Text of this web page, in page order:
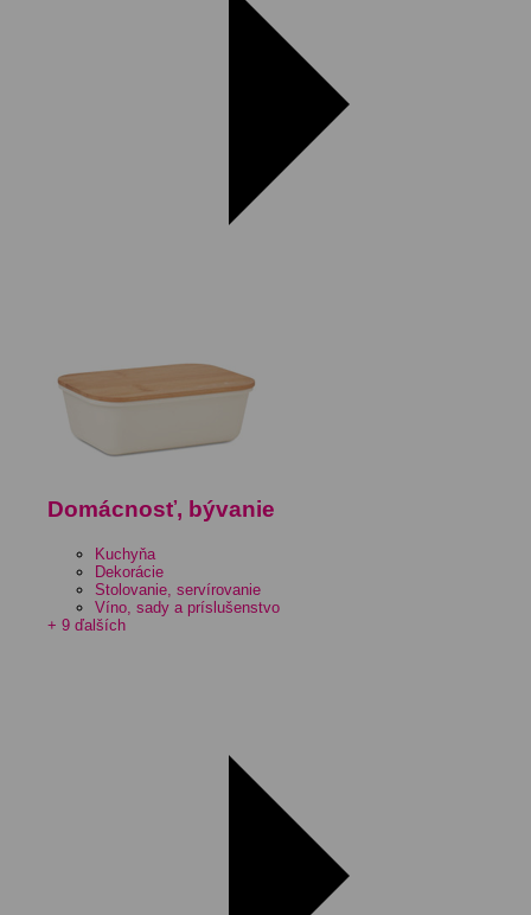
Domácnosť, bývanie
Kuchyňa
Dekorácie
Stolovanie, servírovanie
Víno, sady a príslušenstvo
+ 9 ďalších